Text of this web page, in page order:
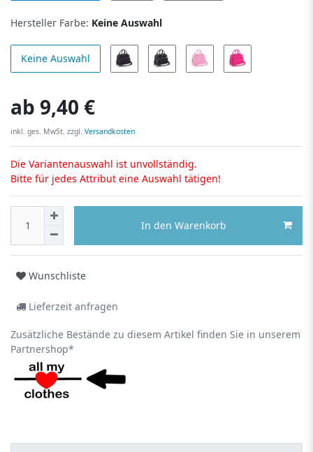
Hersteller Farbe: Keine Auswahl
Keine Auswahl
ab 9,40 €
inkl. ges. MwSt. zzgl. Versandkosten
Die Variantenauswahl ist unvollständig.
Bitte für jedes Attribut eine Auswahl tätigen!
In den Warenkorb
Wunschliste
Lieferzeit anfragen
Zusätzliche Bestände zu diesem Artikel finden Sie in unserem
Partnershop*